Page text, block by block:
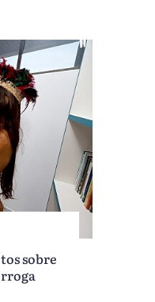
sobre